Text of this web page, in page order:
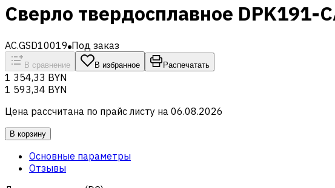
Сверло твердосплавное DPK191-
AC.GSD10019 Под заказ
В сравнение В избранное Распечатать
1 354,33 BYN
1 593,34 BYN
Цена рассчитана по прайс листу на 06.08.2026
В корзину
Основные параметры
Отзывы